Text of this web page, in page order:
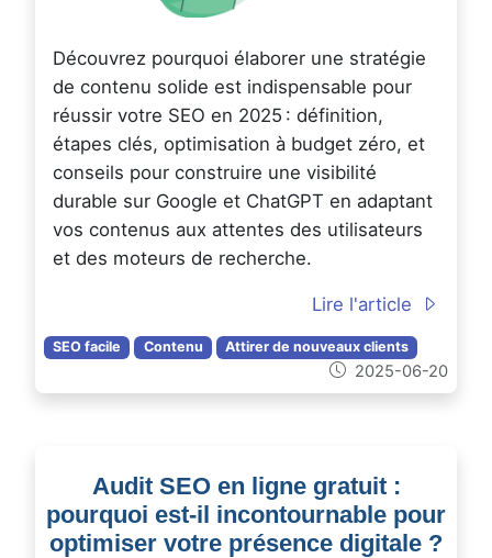
Découvrez pourquoi élaborer une stratégie
de contenu solide est indispensable pour
réussir votre SEO en 2025 : définition,
étapes clés, optimisation à budget zéro, et
conseils pour construire une visibilité
durable sur Google et ChatGPT en adaptant
vos contenus aux attentes des utilisateurs
et des moteurs de recherche.
Lire l'article
SEO facile Contenu Attirer de nouveaux clients
2025-06-20
Audit SEO en ligne gratuit :
pourquoi est-il incontournable pour
optimiser votre présence digitale ?